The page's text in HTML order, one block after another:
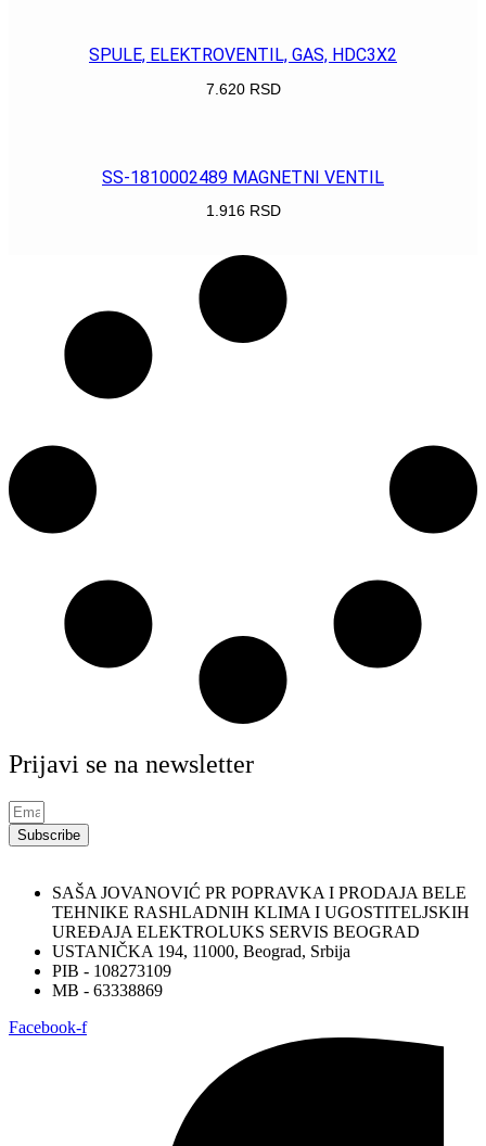
SPULE, ELEKTROVENTIL, GAS, HDC3X2
7.620 RSD
SS-1810002489 MAGNETNI VENTIL
1.916 RSD
Prijavi se na newsletter
Subscribe
SAŠA JOVANOVIĆ PR POPRAVKA I PRODAJA BELE
TEHNIKE RASHLADNIH KLIMA I UGOSTITELJSKIH
UREĐAJA ELEKTROLUKS SERVIS BEOGRAD
USTANIČKA 194, 11000, Beograd, Srbija
PIB - 108273109
MB - 63338869
Facebook-f